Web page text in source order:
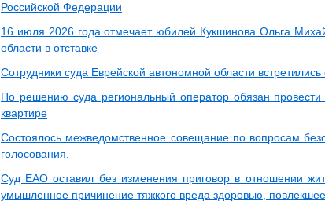
Российской Федерации
16 июля 2026 года отмечает юбилей Кукшинова Ольга
области в отставке
Сотрудники суда Еврейской автономной области
По решению суда региональный оператор обязан
квартире
Состоялось межведомственное совещание по вопросам
голосования.
Суд ЕАО оставил без изменения приговор в отношении
умышленное причинение тяжкого вреда здоровью,